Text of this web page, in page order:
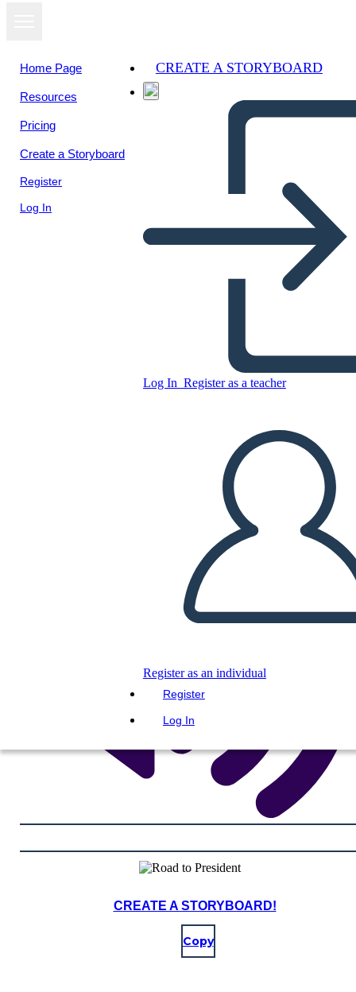
Home Page
Resources
Pricing
Create a Storyboard
Register
Log In
CREATE A STORYBOARD
Log In Register as a teacher
Register as an individual
Register
Log In
Road to President
CREATE A STORYBOARD
PLAY SLIDESHOW
READ TO ME
CREATE A STORYBOARD!
Copy